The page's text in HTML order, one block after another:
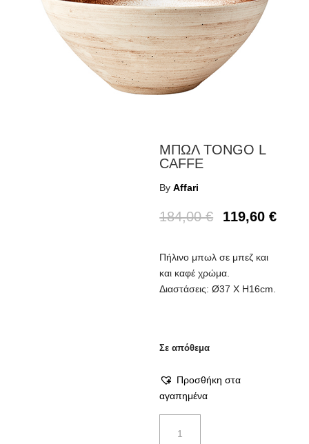
ΜΠΩΛ TONGO L
CAFFE
ByAffari
184,00€ 119,60€
Πήλινο μπωλ σε μπεζ και
και καφέ χρώμα.
Διαστάσεις: Ø37 Χ H16cm.
Σε απόθεμα
Προσθήκη στα
αγαπημένα
Tongo